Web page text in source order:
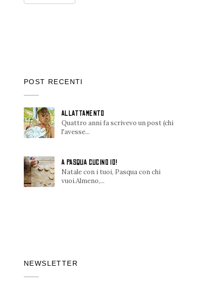
POST RECENTI
ALLATTAMENTO
Quattro anni fa scrivevo un post (chi
l'avesse...
A PASQUA CUCINO IO!
Natale con i tuoi, Pasqua con chi
vuoi.Almeno,...
NEWSLETTER